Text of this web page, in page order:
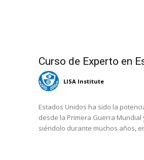
Curso de Experto en
LISA Institute
Estados Unidos ha sido la
desde la Primera Guerra
siéndolo durante muchos años,